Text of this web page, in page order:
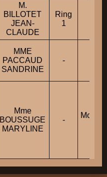
M.
BILLOTET
JEAN-
CLAUDE
Ring
1
MME
PACCAUD
SANDRINE
-
Mme
BOUSSUGE
MARYLINE
-